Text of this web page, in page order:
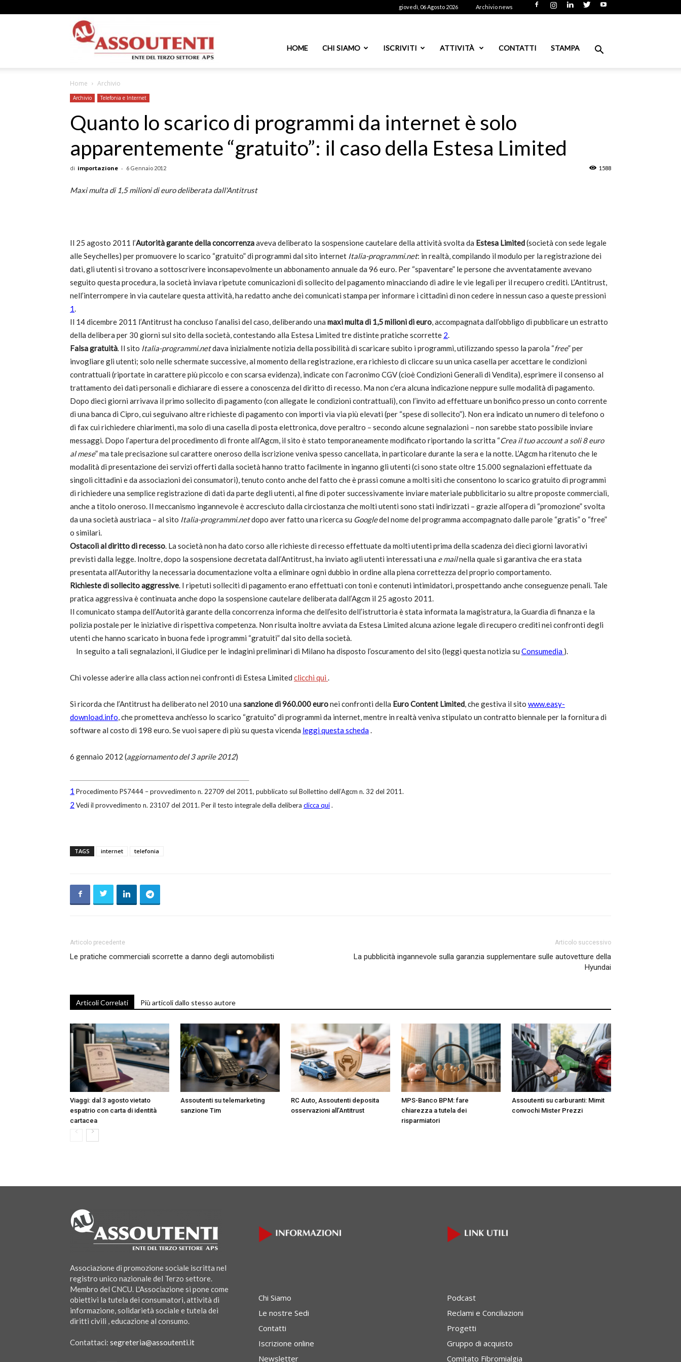
giovedì, 06 Agosto 2026 Archivio news
APS
Tutela
diritti
dei
consumatori
HOME CHI SIAMO ISCRIVITI ATTIVITÀ CONTATTI STAMPA
Home Archivio
Archivio Telefonia e Internet
Quanto lo scarico di programmi da internet è solo
apparentemente “gratuito”: il caso della Estesa Limited
di importazione - 6 Gennaio 2012 1588
Maxi multa di 1,5 milioni di euro deliberata dall'Antitrust
Il 25 agosto 2011 l’Autorità garante della concorrenzaaveva deliberato la sospensione cautelare della attività svolta da Estesa Limited(società con sede legale
alle Seychelles) per promuovere lo scarico “gratuito” di programmi dal sito internet Italia-programmi.net: in realtà, compilando il modulo per la registrazione dei
dati, gli utenti si trovano a sottoscrivere inconsapevolmente un abbonamento annuale da 96 euro. Per “spaventare” le persone che avventatamente avevano
seguito questa procedura, la società inviava ripetute comunicazioni di sollecito del pagamento minacciando di adire le vie legali per il recupero crediti. L’Antitrust,
nell’interrompere in via cautelare questa attività, ha redatto anche dei comunicati stampa per informare i cittadini di non cedere in nessun caso a queste pressioni
1.
Il 14 dicembre 2011 l’Antitrust ha concluso l’analisi del caso, deliberando una maxi multa di 1,5 milioni di euro, accompagnata dall’obbligo di pubblicare un estratto
della delibera per 30 giorni sul sito della società, contestando alla Estesa Limited tre distinte pratiche scorrette 2.
Falsa gratuità. Il sito Italia-programmi.netdava inizialmente notizia della possibilità di scaricare subito i programmi, utilizzando spesso la parola “free” per
invogliare gli utenti; solo nelle schermate successive, al momento della registrazione, era richiesto di cliccare su un unica casella per accettare le condizioni
contrattuali (riportate in carattere più piccolo e con scarsa evidenza), indicate con l’acronimo CGV (cioè Condizioni Generali di Vendita), esprimere il consenso al
trattamento dei dati personali e dichiarare di essere a conoscenza del diritto di recesso. Ma non c’era alcuna indicazione neppure sulle modalità di pagamento.
Dopo dieci giorni arrivava il primo sollecito di pagamento (con allegate le condizioni contrattuali), con l’invito ad effettuare un bonifico presso un conto corrente
di una banca di Cipro, cui seguivano altre richieste di pagamento con importi via via più elevati (per “spese di sollecito”). Non era indicato un numero di telefono o
di fax cui richiedere chiarimenti, ma solo di una casella di posta elettronica, dove peraltro – secondo alcune segnalazioni – non sarebbe stato possibile inviare
messaggi. Dopo l’apertura del procedimento di fronte all’Agcm, il sito è stato temporaneamente modificato riportando la scritta “Crea il tuo account a soli 8 euro
al mese” ma tale precisazione sul carattere oneroso della iscrizione veniva spesso cancellata, in particolare durante la sera e la notte. L’Agcm ha ritenuto che le
modalità di presentazione dei servizi offerti dalla società hanno tratto facilmente in inganno gli utenti (ci sono state oltre 15.000 segnalazioni effettuate da
singoli cittadini e da associazioni dei consumatori), tenuto conto anche del fatto che è prassi comune a molti siti che consentono lo scarico gratuito di programmi
di richiedere una semplice registrazione di dati da parte degli utenti, al fine di poter successivamente inviare materiale pubblicitario su altre proposte commerciali,
anche a titolo oneroso. Il meccanismo ingannevole è accresciuto dalla circiostanza che molti utenti sono stati indirizzati – grazie all’opera di “promozione” svolta
da una società austriaca – al sito Italia-programmi.netdopo aver fatto una ricerca su Googledel nome del programma accompagnato dalle parole “gratis” o “free”
o similari.
Ostacoli al diritto di recesso. La società non ha dato corso alle richieste di recesso effettuate da molti utenti prima della scadenza dei dieci giorni lavorativi
previsti dalla legge. Inoltre, dopo la sospensione decretata dall’Antitrust, ha inviato agli utenti interessati una e mailnella quale si garantiva che era stata
presentata all’Autorithy la necessaria documentazione volta a eliminare ogni dubbio in ordine alla piena correttezza del proprio comportamento.
Richieste di sollecito aggressive. I ripetuti solleciti di pagamento erano effettuati con toni e contenuti intimidatori, prospettando anche conseguenze penali. Tale
pratica aggressiva è continuata anche dopo la sospensione cautelare deliberata dall’Agcm il 25 agosto 2011.
Il comunicato stampa dell’Autorità garante della concorrenza informa che dell’esito dell’istruttoria è stata informata la magistratura, la Guardia di finanza e la
polizia postale per le iniziative di rispettiva competenza. Non risulta inoltre avviata da Estesa Limited alcuna azione legale di recupero crediti nei confronti degli
utenti che hanno scaricato in buona fede i programmi “gratuiti” dal sito della società.
In seguito a tali segnalazioni, il Giudice per le indagini preliminari di Milano ha disposto l’oscuramento del sito (leggi questa notizia su Consumedia ).
Chi volesse aderire alla class action nei confronti di Estesa Limited clicchi qui .
Si ricorda che l’Antitrust ha deliberato nel 2010 una sanzione di 960.000 euronei confronti della Euro Content Limited, che gestiva il sito www.easy-
download.info, che prometteva anch’esso lo scarico “gratuito” di programmi da internet, mentre in realtà veniva stipulato un contratto biennale per la fornitura di
software al costo di 198 euro. Se vuoi sapere di più su questa vicenda leggi questa scheda.
6 gennaio 2012 (aggiornamento del 3 aprile 2012)
1 Procedimento PS7444 – provvedimento n. 22709 del 2011, pubblicato sul Bollettino dell’Agcm n. 32 del 2011.
2 Vedi il provvedimento n. 23107 del 2011. Per il testo integrale della delibera clicca qui.
TAGS internet telefonia
Articolo precedente
Le pratiche commerciali scorrette a danno degli automobilisti
Articolo successivo
La pubblicità ingannevole sulla garanzia supplementare sulle autovetture della
Hyundai
Articoli Correlati Più articoli dallo stesso autore
Viaggi: dal 3 agosto vietato
espatrio con carta di identità
cartacea
Assoutenti su telemarketing
sanzione Tim
RC Auto, Assoutenti deposita
osservazioni all’Antitrust
MPS-Banco BPM: fare
chiarezza a tutela dei
risparmiatori
Assoutenti su carburanti: Mimit
convochi Mister Prezzi
Associazione di promozione sociale iscritta nel
registro unico nazionale del Terzo settore.
Membro del CNCU. L'Associazione si pone come
obiettivi la tutela dei consumatori, attività di
informazione, solidarietà sociale e tutela dei
diritti civili , educazione al consumo.
Contattaci: segreteria@assoutenti.it
Chi Siamo
Le nostre Sedi
Contatti
Iscrizione online
Newsletter
Podcast
Reclami e Conciliazioni
Progetti
Gruppo di acquisto
Comitato Fibromialgia